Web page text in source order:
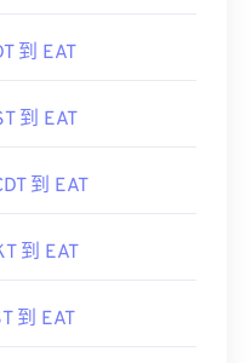
到 EAT
到 EAT
到 EAT
到 EAT
到 EAT